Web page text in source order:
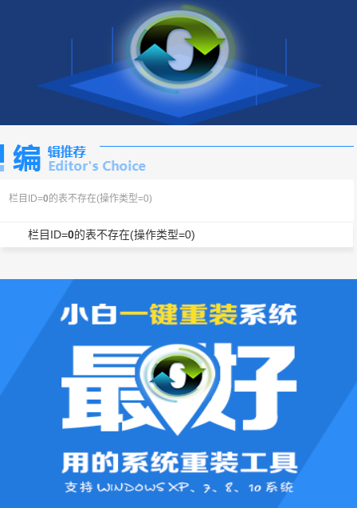
栏目ID=0 的表不存在(操作类型=0)
栏目ID=0的表不存在(操作类型=0)